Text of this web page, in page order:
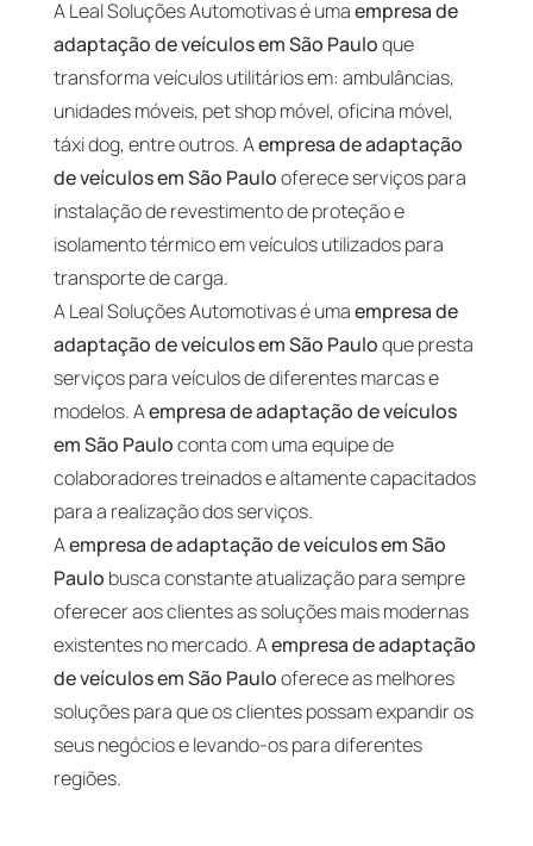
A Leal Soluções Automotivas é umaempresa de
adaptação de veículos em São Pauloque
transforma veículos utilitários em: ambulâncias,
unidades móveis, pet shop móvel, oficina móvel,
táxi dog, entre outros. Aempresa de adaptação
de veículos em São Paulooferece serviços para
instalação de revestimento de proteção e
isolamento térmico em veículos utilizados para
transporte de carga.
A Leal Soluções Automotivas é umaempresa de
adaptação de veículos em São Pauloque presta
serviços para veículos de diferentes marcas e
modelos. Aempresa de adaptação de veículos
em São Pauloconta com uma equipe de
colaboradores treinados e altamente capacitados
para a realização dos serviços.
Aempresa de adaptação de veículos em São
Paulo busca constante atualização para sempre
oferecer aos clientes as soluções mais modernas
existentes no mercado. Aempresa de adaptação
de veículos em São Paulooferece as melhores
soluções para que os clientes possam expandir os
seus negócios e levando-os para diferentes
regiões.